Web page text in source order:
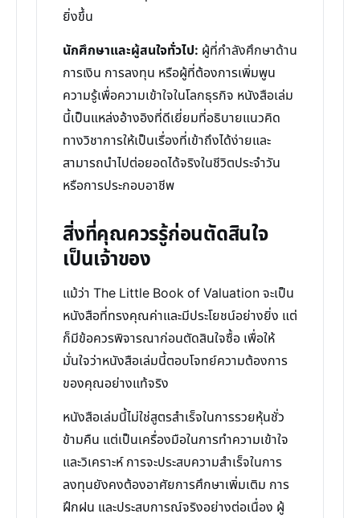
ยิ่งขึ้น
นักศึกษาและผู้สนใจทั่วไป: ผู้ที่กำลังศึกษาด้าน
การเงิน การลงทุน หรือผู้ที่ต้องการเพิ่มพูน
ความรู้เพื่อความเข้าใจในโลกธุรกิจ หนังสือเล่ม
นี้เป็นแหล่งอ้างอิงที่ดีเยี่ยมที่อธิบายแนวคิด
ทางวิชาการให้เป็นเรื่องที่เข้าถึงได้ง่ายและ
สามารถนำไปต่อยอดได้จริงในชีวิตประจำวัน
หรือการประกอบอาชีพ
สิ่งที่คุณควรรู้ก่อนตัดสินใจ
เป็นเจ้าของ
แม้ว่า The Little Book of Valuation จะเป็น
หนังสือที่ทรงคุณค่าและมีประโยชน์อย่างยิ่ง แต่
ก็มีข้อควรพิจารณาก่อนตัดสินใจซื้อ เพื่อให้
มั่นใจว่าหนังสือเล่มนี้ตอบโจทย์ความต้องการ
ของคุณอย่างแท้จริง
หนังสือเล่มนี้ไม่ใช่สูตรสำเร็จในการรวยหุ้นชั่ว
ข้ามคืน แต่เป็นเครื่องมือในการทำความเข้าใจ
และวิเคราะห์ การจะประสบความสำเร็จในการ
ลงทุนยังคงต้องอาศัยการศึกษาเพิ่มเติม การ
ฝึกฝน และประสบการณ์จริงอย่างต่อเนื่อง ผู้